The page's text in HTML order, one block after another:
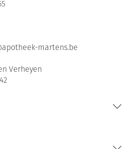
apotheek-martens.be
Verheyen